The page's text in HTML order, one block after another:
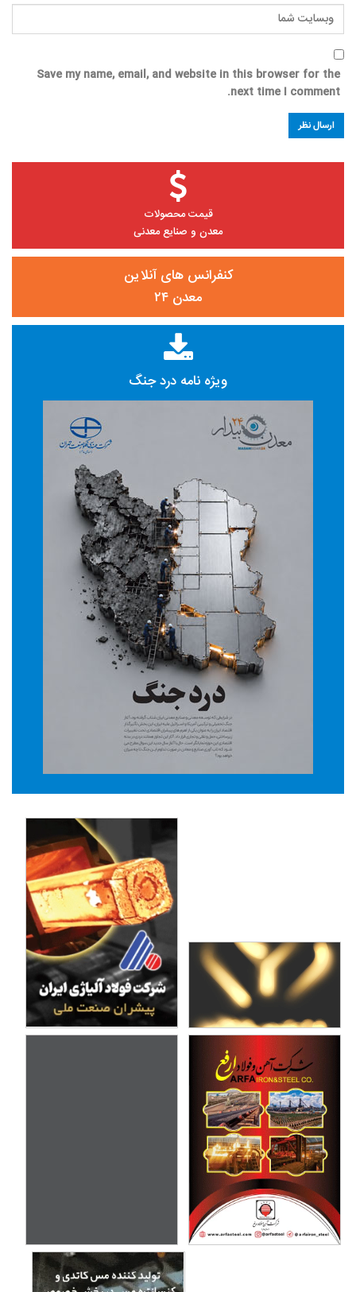
Save my name, email, and website in this browser for the
next time I comment.
قیمت محصولات
معدن و صنایع معدنی
کنفرانس های آنلاین
معدن ۲۴
ویژه نامه درد جنگ